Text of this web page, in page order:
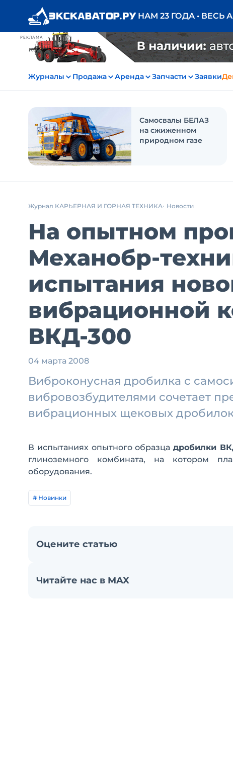
РЕКЛАМА
НАМ 23 ГОДА • ВЕСЬ
Журналы Продажа Аренда Запчасти Заявки
Самосвалы БЕЛАЗ
на сжиженном
природном газе
Журнал КАРЬЕРНАЯ И ГОРНАЯ ТЕХНИКА Новости
На опытном
Механобр-
испытания
вибрационной
ВКД-300
04 марта 2008
Виброконусная дробилка с
вибровозбудителями сочетает
вибрационных щековых
В испытаниях опытного образцадробилки
глиноземного комбината, на котором
оборудования.
# Новинки
Оцените статью
Читайте нас в MAX